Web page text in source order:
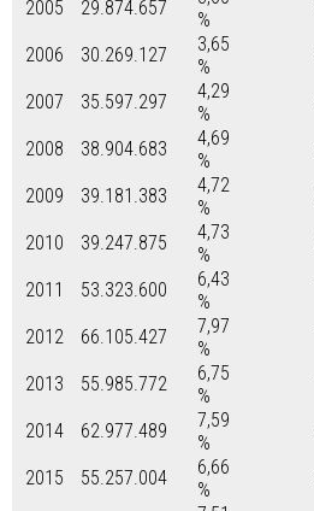
2005
29.874.657
%
2006
30.269.127
3,65
%
2007
35.597.297
4,29
%
2008
38.904.683
4,69
%
2009
39.181.383
4,72
%
2010
39.247.875
4,73
%
2011
53.323.600
6,43
%
2012
66.105.427
7,97
%
2013
55.985.772
6,75
%
2014
62.977.489
7,59
%
2015
55.257.004
6,66
%